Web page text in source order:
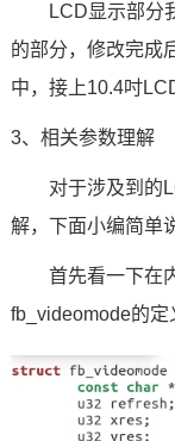
LCD显示部分
的部分，修改完成
中，接上10.4吋
3、相关参数理解
对于涉及到的
解，下面小编简单
首先看一下在
fb_videomode的定